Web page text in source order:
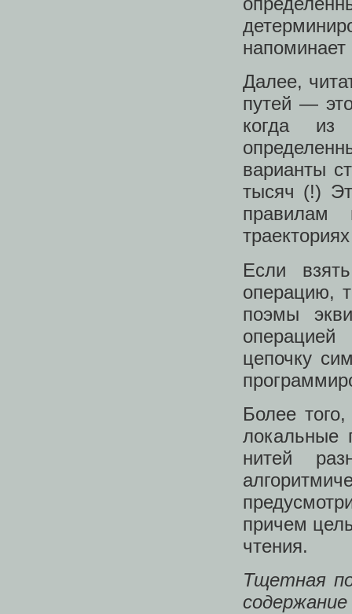
Далее,
путей —
когда из
варианты
тысяч (!)
правилам
Если
операцию,
поэмы
цепочку
Более
локальные
нитей
причем
чтения.
Тщетная
содержание